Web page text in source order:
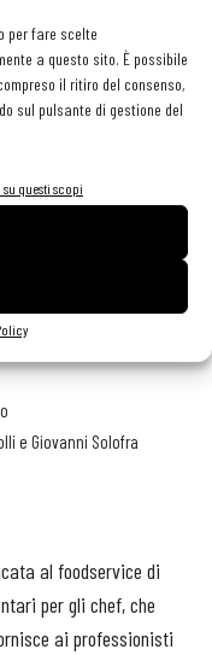
per fare scelte
a questo sito. È possibile
il ritiro del consenso,
sul pulsante di gestione del
su questi scopi
Buscicchio, che
informazioni e
.
Pastry Chef
e Giovanni Solofra
al foodservice di
per gli chef, che
ai professionisti